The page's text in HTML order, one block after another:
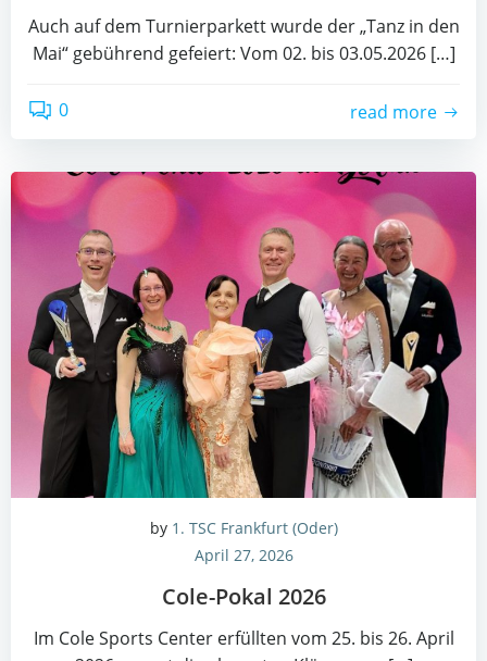
Auch auf dem Tur­nier­par­kett wur­de der „Tanz in den
Mai“ gebüh­rend gefei­ert: Vom 02. bis 03.05.2026 […]
0 read more
by 1. TSC Frankfurt (Oder)
April 27, 2026
Cole-Pokal 2026
Im Cole Sports Cen­ter erfüll­ten vom 25. bis 26. April